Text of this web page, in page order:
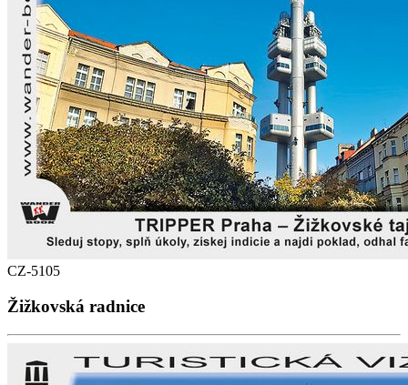
CZ-5105
Žižkovská radnice